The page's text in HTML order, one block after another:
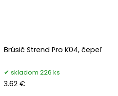
Brúsič Strend Pro K04, čepeľ
skladom 226 ks
3.62 €